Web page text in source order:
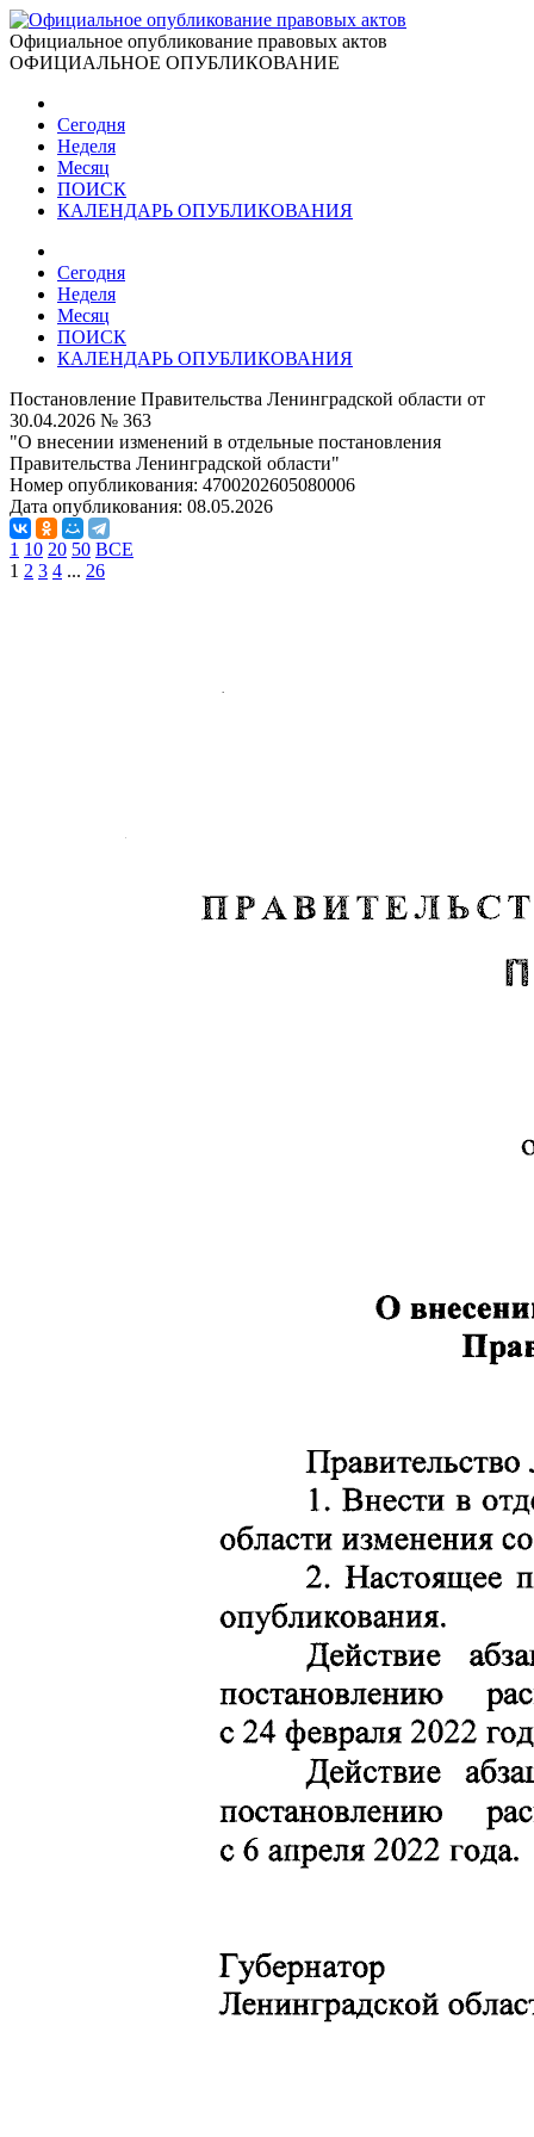
Официальное опубликование правовых актов
ОФИЦИАЛЬНОЕ ОПУБЛИКОВАНИЕ
Сегодня
Неделя
Месяц
ПОИСК
КАЛЕНДАРЬ ОПУБЛИКОВАНИЯ
Сегодня
Неделя
Месяц
ПОИСК
КАЛЕНДАРЬ ОПУБЛИКОВАНИЯ
Постановление Правительства Ленинградской области от
30.04.2026 № 363
"О внесении изменений в отдельные постановления
Правительства Ленинградской области"
Номер опубликования: 4700202605080006
Дата опубликования: 08.05.2026
1 10 20 50 ВСЕ
1 2 3 4 ... 26